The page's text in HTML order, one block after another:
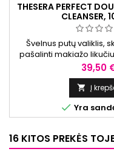
THESERA PERFECT
CLEANSER,
Švelnus putų valiklis,
pašalinti makiažo
riebalų perteklių. Šis
padeda kruopščiai
suteikdamas jai
Kaina
39,50
 Į
 Yra
16 KITOS PREKĖS